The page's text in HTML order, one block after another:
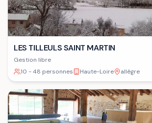
LES TILLEULS SAINT MARTIN
Gestion libre
10 - 48 personnes
Haute-Loire allègre